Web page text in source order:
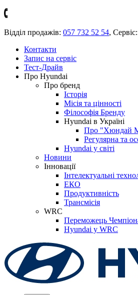
Відділ продажів: 057 732 52 54, Сервіс:
Контакти
Запис на сервіс
Тест-Драйв
Про Hyundai
Про бренд
Історія
Місія та цінності
Філософія Бренду
Hyundai в Україні
Про "Хюндай
Регулярна та
Hyundai у світі
Новини
Інновації
Інтелектуальні
ЕКО
Продуктивність
Трансмісія
WRC
Переможець
Hyundai у WRC